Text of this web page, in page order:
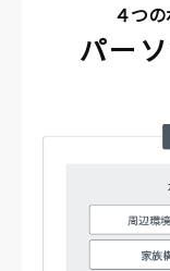
４つ
パー